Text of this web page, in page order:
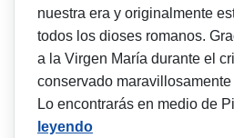
nuestra era y originalmente
todos los dioses romanos.
a la Virgen María durante el
conservado
Lo encontrarás en medio de
leyendo